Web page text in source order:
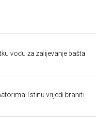
vodu za zalijevanje bašta
Istinu vrijedi braniti